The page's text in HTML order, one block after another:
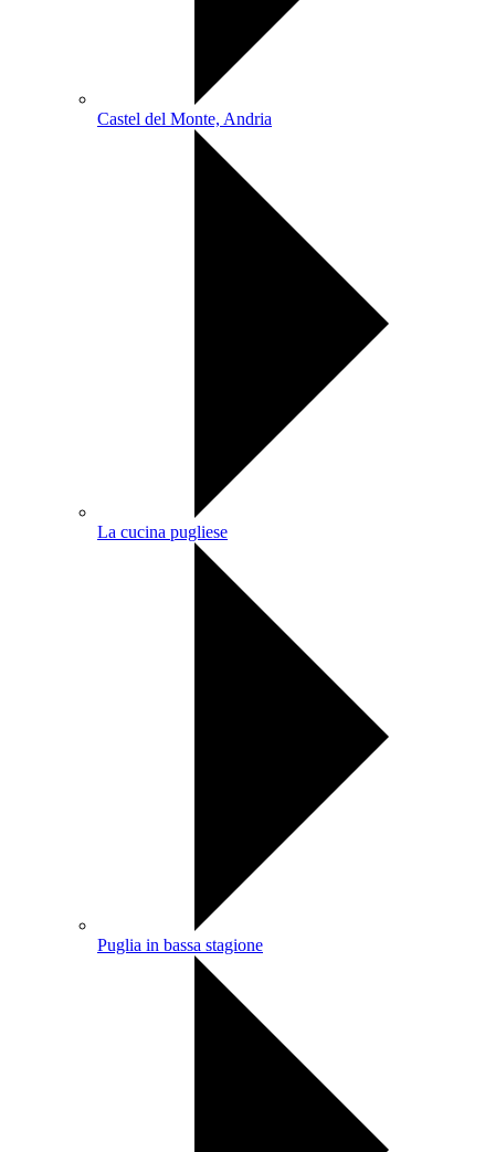
Castel del Monte, Andria
La cucina pugliese
Puglia in bassa stagione